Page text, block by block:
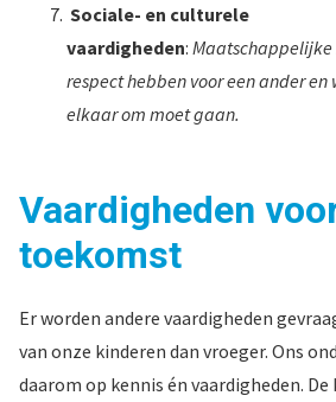
Sociale- en culturele
vaardigheden:
respect hebben voor een ander en
elkaar om moet gaan.
Vaardigheden
toekomst
Er worden andere vaardigheden
van onze kinderen dan vroeger. Ons
daarom op kennis én vaardigheden. De